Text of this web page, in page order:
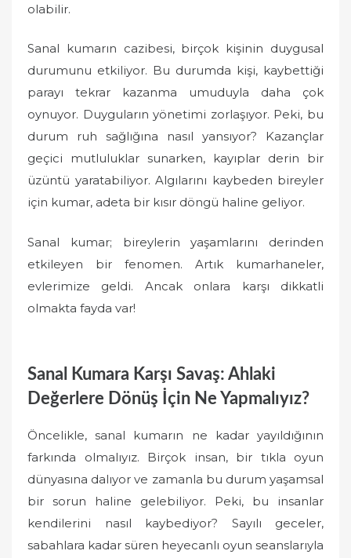
olabilir.
Sanal kumarın cazibesi, birçok kişinin duygusal
durumunu etkiliyor. Bu durumda kişi, kaybettiği
parayı tekrar kazanma umuduyla daha çok
oynuyor. Duyguların yönetimi zorlaşıyor. Peki, bu
durum ruh sağlığına nasıl yansıyor? Kazançlar
geçici mutluluklar sunarken, kayıplar derin bir
üzüntü yaratabiliyor. Algılarını kaybeden bireyler
için kumar, adeta bir kısır döngü haline geliyor.
Sanal kumar; bireylerin yaşamlarını derinden
etkileyen bir fenomen. Artık kumarhaneler,
evlerimize geldi. Ancak onlara karşı dikkatli
olmakta fayda var!
Sanal Kumara Karşı Savaş: Ahlaki
Değerlere Dönüş İçin Ne Yapmalıyız?
Öncelikle, sanal kumarın ne kadar yayıldığının
farkında olmalıyız. Birçok insan, bir tıkla oyun
dünyasına dalıyor ve zamanla bu durum yaşamsal
bir sorun haline gelebiliyor. Peki, bu insanlar
kendilerini nasıl kaybediyor? Sayılı geceler,
sabahlara kadar süren heyecanlı oyun seanslarıyla